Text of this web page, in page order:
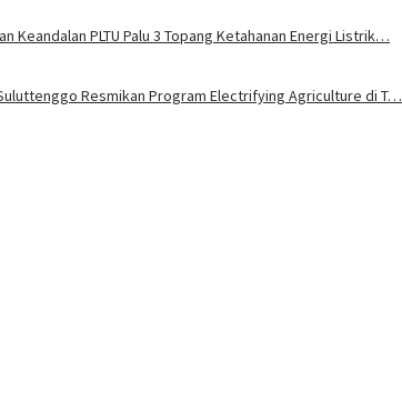
Keandalan PLTU Palu 3 Topang Ketahanan Energi Listrik…
Resmikan Program Electrifying Agriculture di T…